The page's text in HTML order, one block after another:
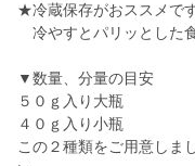
★冷蔵保存がおススメで
冷やすとパリッとした
▼数量、分量の目安
５０ｇ入り大瓶
４０ｇ入り小瓶
この２種類をご用意しま